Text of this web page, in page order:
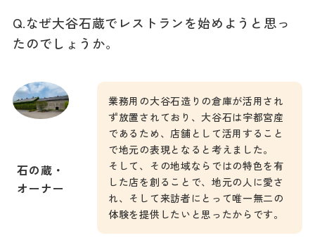
Q.なぜ大谷石蔵でレストランを始めようと思っ
たのでしょうか。
石の蔵・
オーナー
業務用の大谷石造りの倉庫が活用され
ず放置されており、大谷石は宇都宮産
であるため、店舗として活用すること
で地元の表現となると考えました。
そして、その地域ならではの特色を有
した店を創ることで、地元の人に愛さ
れ、そして来訪者にとって唯一無二の
体験を提供したいと思ったからです。